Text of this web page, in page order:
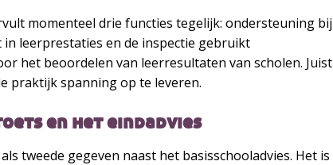
momenteel drie functies tegelijk: ondersteuning bij
in leerprestaties en de inspectie gebruikt
het beoordelen van leerresultaten van scholen. Juist
praktijk spanning op te leveren.
en het eindadvies
tweede gegeven naast het basisschooladvies. Het is